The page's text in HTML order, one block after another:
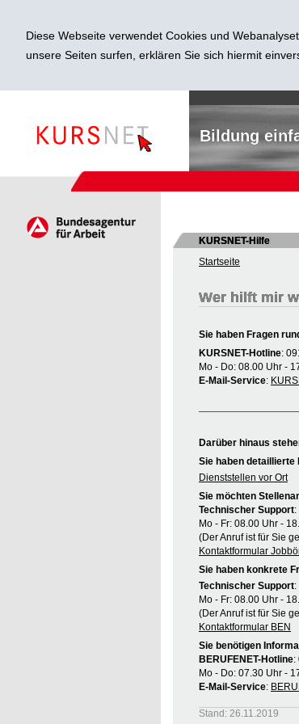
Diese Webseite verwendet Cookies und
unsere Seiten surfen, erklären Sie sich hiermit
Bildung
KURSNET-Hilfe
Startseite
Wer hilft mir
Sie haben Fragen
KURSNET-Hotline:
Mo - Do: 08.00 Uhr -
E-Mail-Service:
Darüber hinaus
Sie haben
Dienststellen vor Ort
Sie möchten
Technischer Support
Mo - Fr: 08.00 Uhr -
(Der Anruf ist für Sie
Kontaktformular
Sie haben konkrete
Technischer Support
Mo - Fr: 08.00 Uhr -
(Der Anruf ist für Sie
Kontaktformular BEN
Sie benötigen
BERUFENET-Hotline:
Mo - Do: 07.30 Uhr -
E-Mail-Service:
Stand: 26.11.2019